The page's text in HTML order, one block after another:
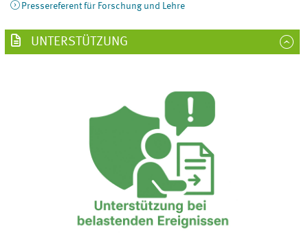
Pressereferent für Forschung und Lehre
UNTERSTÜTZUNG